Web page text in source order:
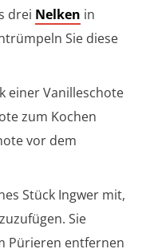
drei Nelken in
Sie diese
einer Vanilleschote
zum Kochen
vor dem
Stück Ingwer mit,
Sie
Pürieren entfernen